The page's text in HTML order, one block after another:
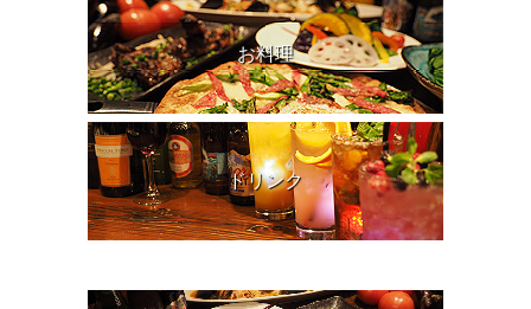
お料理
ドリンク